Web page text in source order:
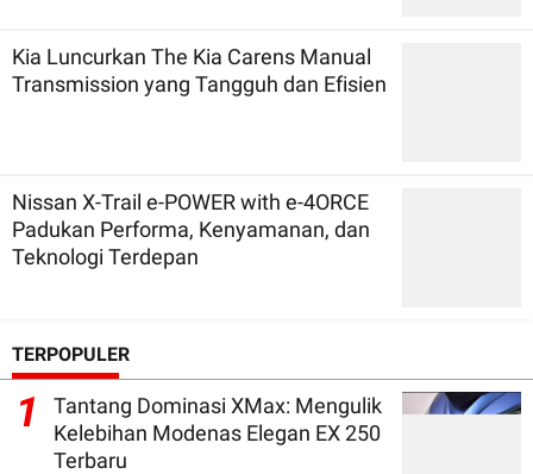
Kia Luncurkan The Kia Carens Manual
Transmission yang Tangguh dan Efisien
Nissan X-Trail e-POWER with e-4ORCE
Padukan Performa, Kenyamanan, dan
Teknologi Terdepan
TERPOPULER
1
Tantang Dominasi XMax: Mengulik
Kelebihan Modenas Elegan EX 250
Terbaru